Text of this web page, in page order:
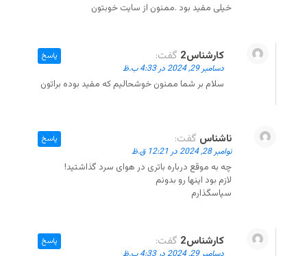
خیلی مفید بود .ممنون از سایت خوبتون
کارشناس2 گفت:
دسامبر 29, 2024 در 4:33 ب.ظ
سلام بر شما ممنون خوشحالیم که مفید بوده براتون
پاسخ
ناشناس گفت:
نوامبر 28, 2024 در 12:21 ق.ظ
چه به موقع درباره باتری در هوای سرد گذاشتید!
لازم بود اینها رو بدونم
سپاسگذارم
پاسخ
کارشناس2 گفت: پاسخ